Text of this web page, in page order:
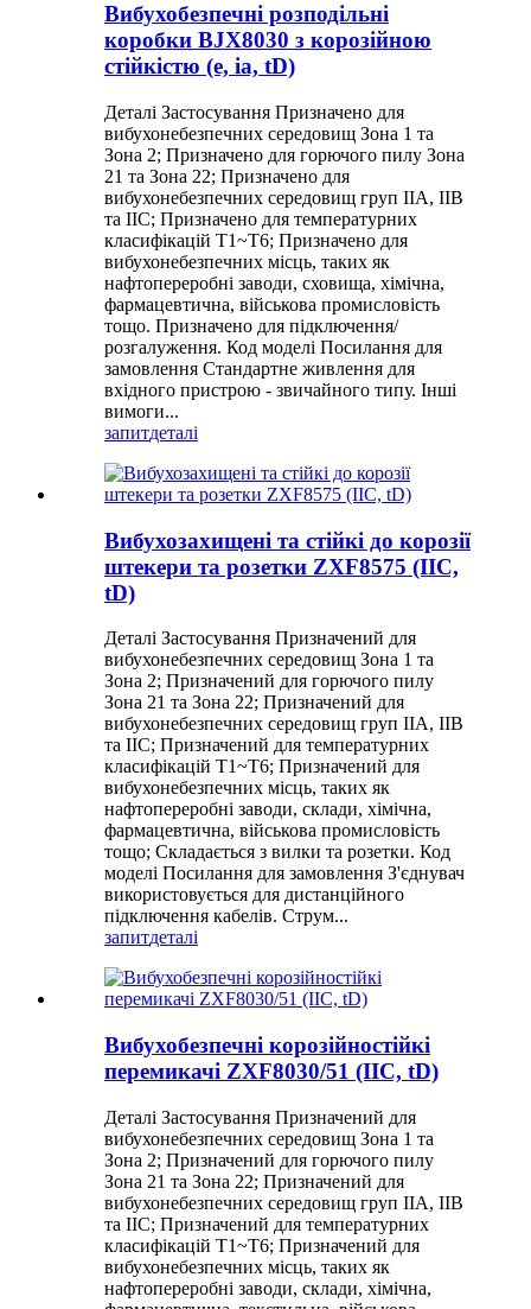
Вибухобезпечні розподільні
коробки BJX8030 з корозійною
стійкістю (e, ia, tD)
Деталі Застосування Призначено для
вибухонебезпечних середовищ Зона 1 та
Зона 2; Призначено для горючого пилу Зона
21 та Зона 22; Призначено для
вибухонебезпечних середовищ груп IIA, IIB
та IIC; Призначено для температурних
класифікацій T1~T6; Призначено для
вибухонебезпечних місць, таких як
нафтопереробні заводи, сховища, хімічна,
фармацевтична, військова промисловість
тощо. Призначено для підключення/
розгалуження. Код моделі Посилання для
замовлення Стандартне живлення для
вхідного пристрою - звичайного типу. Інші
вимоги...
запитдеталі
Вибухозахищені та стійкі до корозії
штекери та розетки ZXF8575 (IIC,
tD)
Деталі Застосування Призначений для
вибухонебезпечних середовищ Зона 1 та
Зона 2; Призначений для горючого пилу
Зона 21 та Зона 22; Призначений для
вибухонебезпечних середовищ груп IIA, IIB
та IIC; Призначений для температурних
класифікацій T1~T6; Призначений для
вибухонебезпечних місць, таких як
нафтопереробні заводи, склади, хімічна,
фармацевтична, військова промисловість
тощо; Складається з вилки та розетки. Код
моделі Посилання для замовлення З'єднувач
використовується для дистанційного
підключення кабелів. Струм...
запитдеталі
Вибухобезпечні корозійностійкі
перемикачі ZXF8030/51 (IIC, tD)
Деталі Застосування Призначений для
вибухонебезпечних середовищ Зона 1 та
Зона 2; Призначений для горючого пилу
Зона 21 та Зона 22; Призначений для
вибухонебезпечних середовищ груп IIA, IIB
та IIC; Призначений для температурних
класифікацій T1~T6; Призначений для
вибухонебезпечних місць, таких як
нафтопереробні заводи, склади, хімічна,